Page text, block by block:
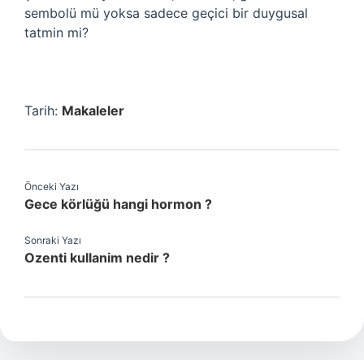
sembolü mü yoksa sadece geçici bir duygusal
tatmin mi?
Tarih: Makaleler
Önceki Yazı
Gece körlüğü hangi hormon ?
Sonraki Yazı
Ozenti kullanim nedir ?